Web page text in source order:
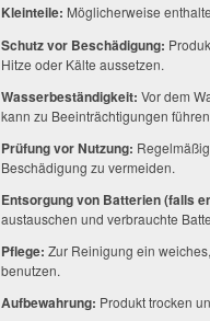
Kleinteile: Möglicherweise
Schutz vor Beschädigung:
Hitze oder Kälte aussetzen.
Wasserbeständigkeit: Vor dem
kann zu Beeinträchtigungen
Prüfung vor Nutzung:
Beschädigung zu vermeiden.
Entsorgung von Batterien (falls
austauschen und verbrauchte
Pflege: Zur Reinigung ein
benutzen.
Aufbewahrung: Produkt trocken